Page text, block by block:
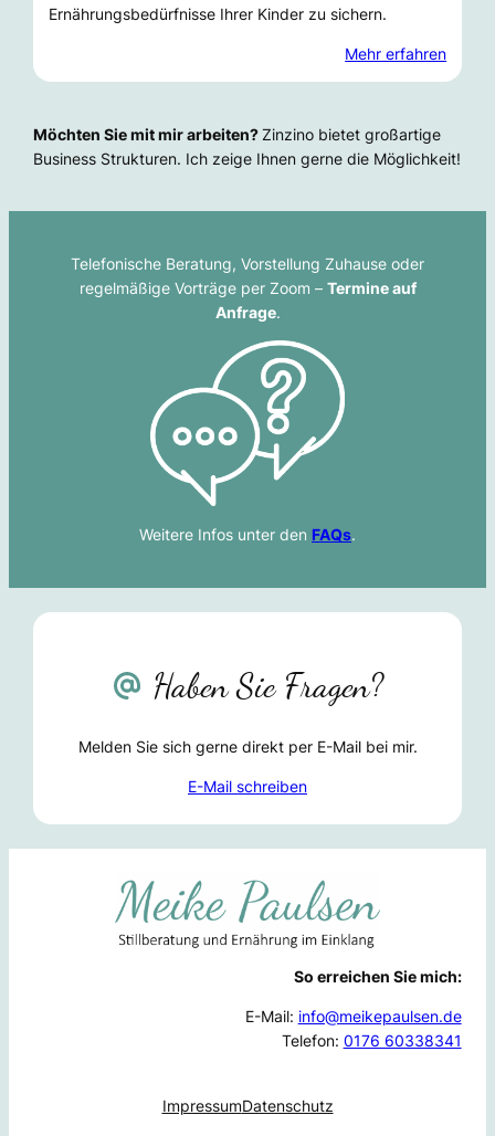
Ernährungsbedürfnisse Ihrer Kinder zu sichern.
Mehr erfahren
Möchten Sie mit mir arbeiten?Zinzino bietet großartige
Business Strukturen. Ich zeige Ihnen gerne die Möglichkeit!
Telefonische Beratung, Vorstellung Zuhause oder
regelmäßige Vorträge per Zoom – Termine auf
Anfrage.
Weitere Infos unter den FAQs.
Haben Sie Fragen?
Melden Sie sich gerne direkt per E-Mail bei mir.
E-Mail schreiben
So erreichen Sie mich:
E-Mail: info@meikepaulsen.de
Telefon: 0176 60338341
ImpressumDatenschutz